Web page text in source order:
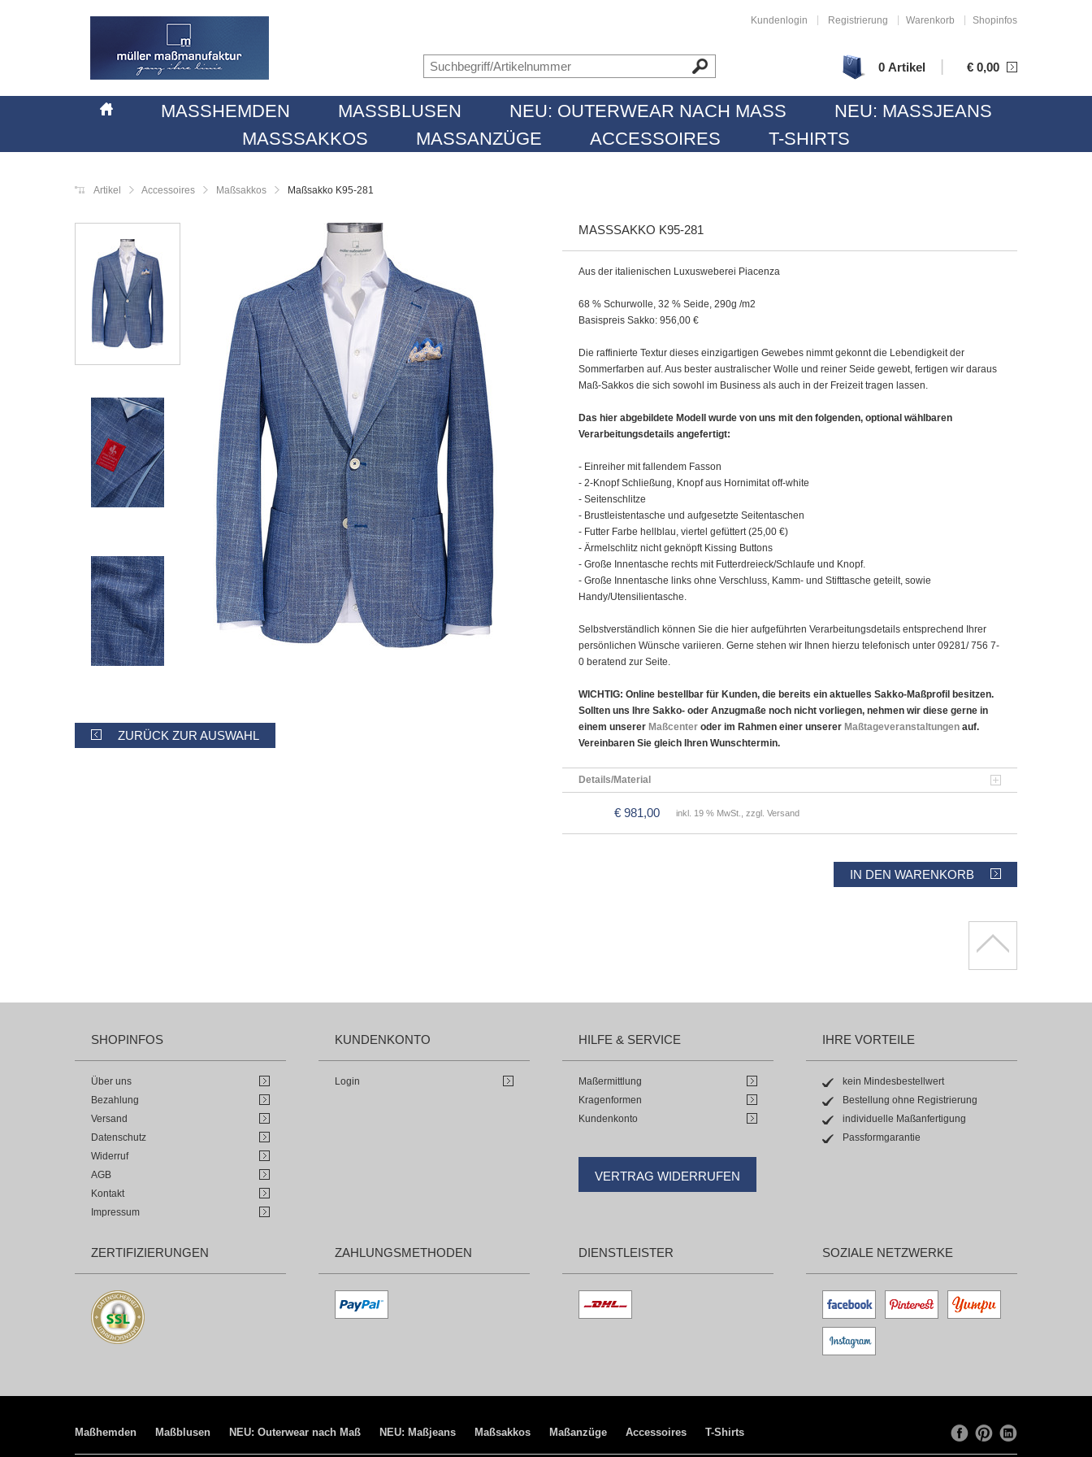
Kundenlogin Registrierung Warenkorb Shopinfos
0 Artikel € 0,00
MASSHEMDEN MASSBLUSEN NEU: OUTERWEAR NACH MASS
NEU: MASSJEANS
MASSSAKKOS
MASSANZÜGE ACCESSOIRES T-SHIRTS
Artikel Accessoires Maßsakkos Maßsakko K95-281
ZURÜCK ZUR AUSWAHL
MASSSAKKO K95-281
Aus der italienischen Luxusweberei Piacenza
68 % Schurwolle, 32 % Seide, 290g /m2
Basispreis Sakko: 956,00 €
Die raffinierte Textur dieses einzigartigen Gewebes nimmt gekonnt die Lebendigkeit der
Sommerfarben auf. Aus bester australischer Wolle und reiner Seide gewebt, fertigen wir daraus
Maß-Sakkos die sich sowohl im Business als auch in der Freizeit tragen lassen.
Das hier abgebildete Modell wurde von uns mit den folgenden, optional wählbaren
Verarbeitungsdetails angefertigt:
- Einreiher mit fallendem Fasson
- 2-Knopf Schließung, Knopf aus Hornimitat off-white
- Seitenschlitze
- Brustleistentasche und aufgesetzte Seitentaschen
- Futter Farbe hellblau, viertel gefüttert (25,00 €)
- Ärmelschlitz nicht geknöpft Kissing Buttons
- Große Innentasche rechts mit Futterdreieck/Schlaufe und Knopf.
- Große Innentasche links ohne Verschluss, Kamm- und Stifttasche geteilt, sowie
Handy/Utensilientasche.
Selbstverständlich können Sie die hier aufgeführten Verarbeitungsdetails entsprechend Ihrer
persönlichen Wünsche variieren. Gerne stehen wir Ihnen hierzu telefonisch unter 09281/ 756 7-
0 beratend zur Seite.
WICHTIG: Online bestellbar für Kunden, die bereits ein aktuelles Sakko-Maßprofil besitzen.
Sollten uns Ihre Sakko- oder Anzugmaße noch nicht vorliegen, nehmen wir diese gerne in
einem unserer Maßcenter oder im Rahmen einer unserer Maßtageveranstaltungen auf.
Vereinbaren Sie gleich Ihren Wunschtermin.
Details/Material
€ 981,00 inkl. 19 % MwSt., zzgl. Versand
IN DEN WARENKORB
SHOPINFOS
Über uns
Bezahlung
Versand
Datenschutz
Widerruf
AGB
Kontakt
Impressum
KUNDENKONTO
Login
HILFE & SERVICE
Maßermittlung
Kragenformen
Kundenkonto
VERTRAG WIDERRUFEN
IHRE VORTEILE
kein Mindesbestellwert
Bestellung ohne Registrierung
individuelle Maßanfertigung
Passformgarantie
ZERTIFIZIERUNGEN ZAHLUNGSMETHODEN DIENSTLEISTER SOZIALE NETZWERKE
Maßhemden Maßblusen NEU: Outerwear nach Maß NEU: Maßjeans Maßsakkos Maßanzüge Accessoires T-Shirts